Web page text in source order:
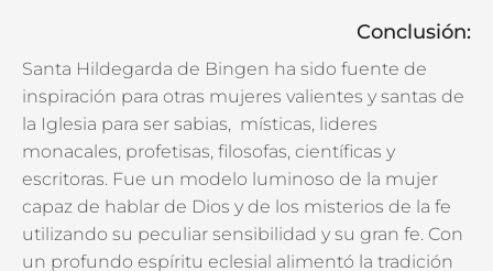
Conclusión:
Santa Hildegarda de Bingen ha sido fuente de
inspiración para otras mujeres valientes y santas de
la Iglesia para ser sabias, místicas, lideres
monacales, profetisas, filosofas, científicas y
escritoras. Fue un modelo luminoso de la mujer
capaz de hablar de Dios y de los misterios de la fe
utilizando su peculiar sensibilidad y su gran fe. Con
un profundo espíritu eclesial alimentó la tradición